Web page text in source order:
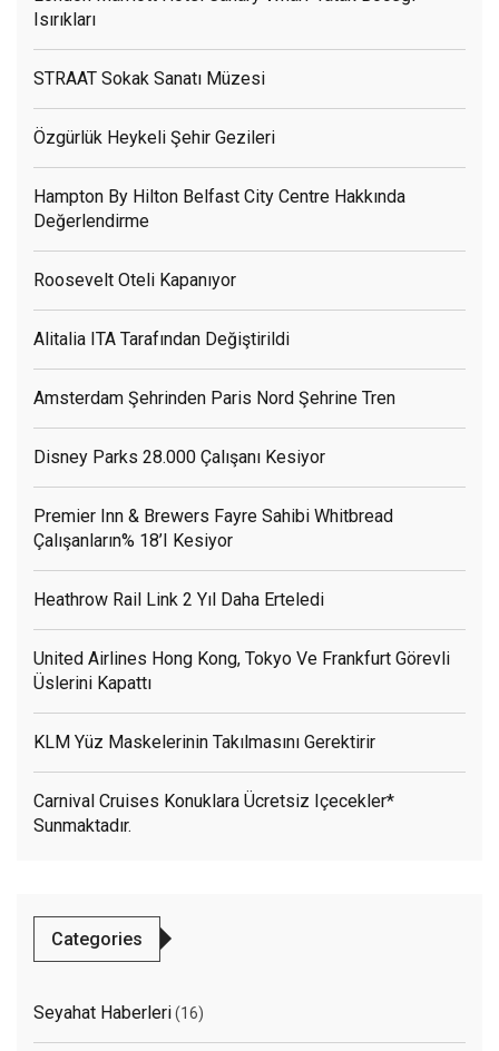
Isırıkları
STRAAT Sokak Sanatı Müzesi
Özgürlük Heykeli Şehir Gezileri
Hampton By Hilton Belfast City Centre Hakkında
Değerlendirme
Roosevelt Oteli Kapanıyor
Alitalia ITA Tarafından Değiştirildi
Amsterdam Şehrinden Paris Nord Şehrine Tren
Disney Parks 28.000 Çalışanı Kesiyor
Premier Inn & Brewers Fayre Sahibi Whitbread
Çalışanların% 18’i Kesiyor
Heathrow Rail Link 2 Yıl Daha Erteledi
United Airlines Hong Kong, Tokyo Ve Frankfurt Görevli
Üslerini Kapattı
KLM Yüz Maskelerinin Takılmasını Gerektirir
Carnival Cruises Konuklara Ücretsiz Içecekler*
Sunmaktadır.
Categories
Seyahat Haberleri(16)